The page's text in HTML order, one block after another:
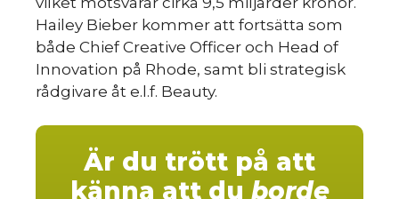
Hailey Bieber kommer att fortsätta som
både Chief Creative Officer och Head of
Innovation på Rhode, samt bli strategisk
rådgivare åt e.l.f. Beauty.
Är du trött på att
känna att du borde